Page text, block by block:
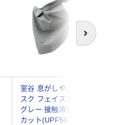
次へ
室谷 息がしやすいマ
スク フェイスマスク
グレー 接触冷感 UV
カット(UPF50+) 65-